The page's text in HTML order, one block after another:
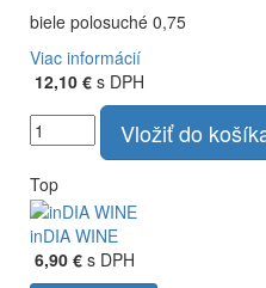
biele polosuché 0,75
Viac informácií
12,10 € s DPH
Vložiť do
Top
inDIA WINE
6,90 € s DPH